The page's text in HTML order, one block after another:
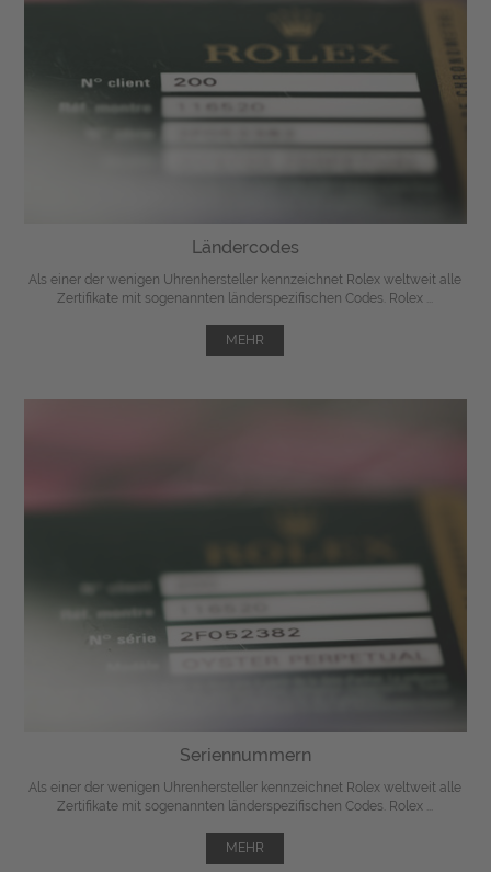
Ländercodes
Als einer der wenigen Uhrenhersteller kennzeichnet Rolex weltweit alle
Zertifikate mit sogenannten länderspezifischen Codes. Rolex ...
MEHR
Seriennummern
Als einer der wenigen Uhrenhersteller kennzeichnet Rolex weltweit alle
Zertifikate mit sogenannten länderspezifischen Codes. Rolex ...
MEHR